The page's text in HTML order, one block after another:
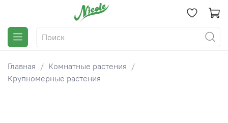
Главная
Комнатные растения
Крупномерные растения